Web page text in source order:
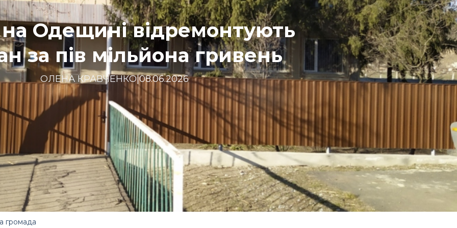
на Одещині відремонтують
за пів мільйона гривень
ОЛЕНА КРАВЧЕНКО|08.06.2026
громада